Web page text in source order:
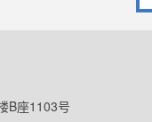
B座1103号